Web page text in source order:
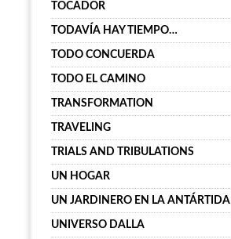
TOCADOR
TODAVÍA HAY TIEMPO…
TODO CONCUERDA
TODO EL CAMINO
TRANSFORMATION
TRAVELING
TRIALS AND TRIBULATIONS
UN HOGAR
UN JARDINERO EN LA ANTÁRTIDA
UNIVERSO DALLA